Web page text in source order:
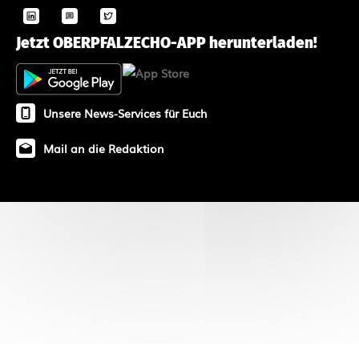
Jetzt OBERPFALZECHO-APP herunterladen!
Unsere News-Services für Euch
Mail an die Redaktion